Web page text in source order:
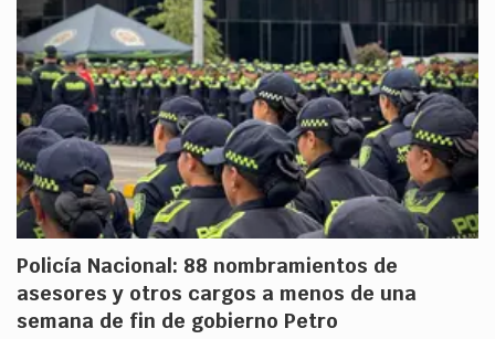
Policía Nacional: 88 nombramientos de
asesores y otros cargos a menos de una
semana de fin de gobierno Petro